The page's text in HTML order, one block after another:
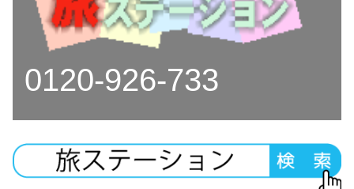
0120-926-733